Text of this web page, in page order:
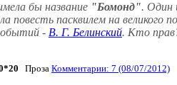
бы название "Бомонд". Один
повесть пасквилем на
- В. Г. Белинский. Кто
Проза Комментарии: 7 (08/07/2012)